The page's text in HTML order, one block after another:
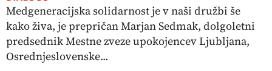
Medgeneracijska solidarnost je v naši družbi še
kako živa, je prepričan Marjan Sedmak, dolgoletni
predsednik Mestne zveze upokojencev Ljubljana,
Osrednjeslovenske...